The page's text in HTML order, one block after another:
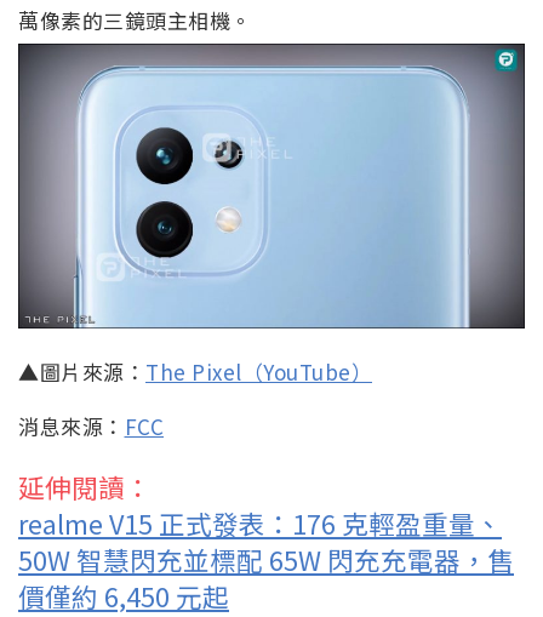
萬像素的三鏡頭主相機。
▲圖片來源： The Pixel（YouTube）
消息來源： FCC
延伸閱讀：
realme V15 正式發表：176 克輕盈重量、
50W 智慧閃充並標配 65W 閃充充電器，售
價僅約 6,450 元起